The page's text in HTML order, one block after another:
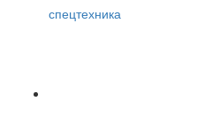
спецтехника